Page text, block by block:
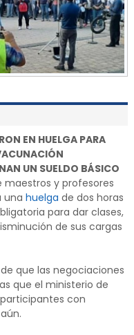
EN HUELGA PARA
UN SUELDO BÁSICO
maestros y profesores
una huelga de dos horas
para dar clases,
de sus cargas
que las negociaciones
que el ministerio de
con